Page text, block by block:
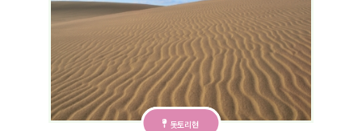
돗토리현